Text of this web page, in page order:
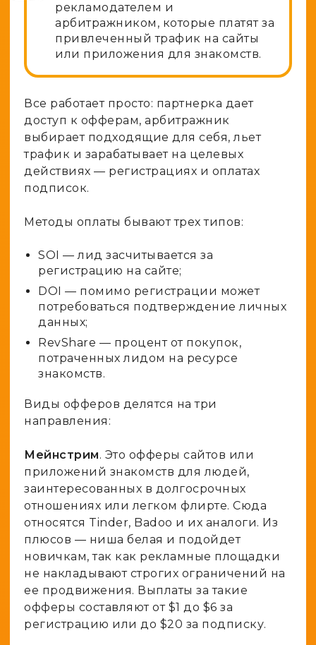
рекламодателем и
арбитражником, которые платят за
привлеченный трафик на сайты
или приложения для знакомств.
Все работает просто: партнерка дает
доступ к офферам, арбитражник
выбирает подходящие для себя, льет
трафик и зарабатывает на целевых
действиях — регистрациях и оплатах
подписок.
Методы оплаты бывают трех типов:
SOI — лид засчитывается за
регистрацию на сайте;
DOI — помимо регистрации может
потребоваться подтверждение личных
данных;
RevShare — процент от покупок,
потраченных лидом на ресурсе
знакомств.
Виды офферов делятся на три
направления:
Мейнстрим. Это офферы сайтов или
приложений знакомств для людей,
заинтересованных в долгосрочных
отношениях или легком флирте. Сюда
относятся Tinder, Badoo и их аналоги. Из
плюсов — ниша белая и подойдет
новичкам, так как рекламные площадки
не накладывают строгих ограничений на
ее продвижения. Выплаты за такие
офферы составляют от $1 до $6 за
регистрацию или до $20 за подписку.